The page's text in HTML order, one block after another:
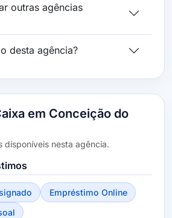
outras agências
desta agência?
em Conceição do
disponíveis nesta agência.
Empréstimo Online